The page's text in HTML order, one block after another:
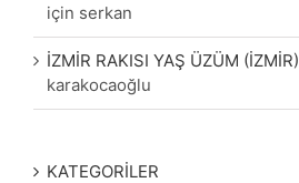
için serkan
İZMİR RAKISI YAŞ ÜZÜM (İZMİR)
karakocaoğlu
KATEGORİLER